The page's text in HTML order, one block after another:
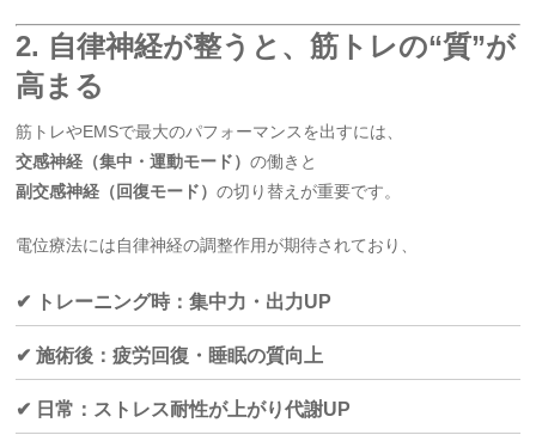
2. 自律神経が整うと、筋トレの“質”が
高まる
筋トレやEMSで最大のパフォーマンスを出すには、
交感神経（集中・運動モード）の働きと
副交感神経（回復モード）の切り替えが重要です。
電位療法には自律神経の調整作用が期待されており、
✔ トレーニング時：集中力・出力UP
✔ 施術後：疲労回復・睡眠の質向上
✔ 日常：ストレス耐性が上がり代謝UP